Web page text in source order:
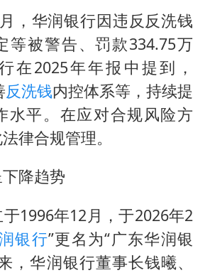
，华润银行因违反反洗钱
等被警告、罚款334.75万
在2025年年报中提到，
反洗钱内控体系等，持续提
水平。在应对合规风险方
律合规管理。
降趋势
1996年12月，于2026年2
银行”更名为“广东华润银
，华润银行董事长钱曦、